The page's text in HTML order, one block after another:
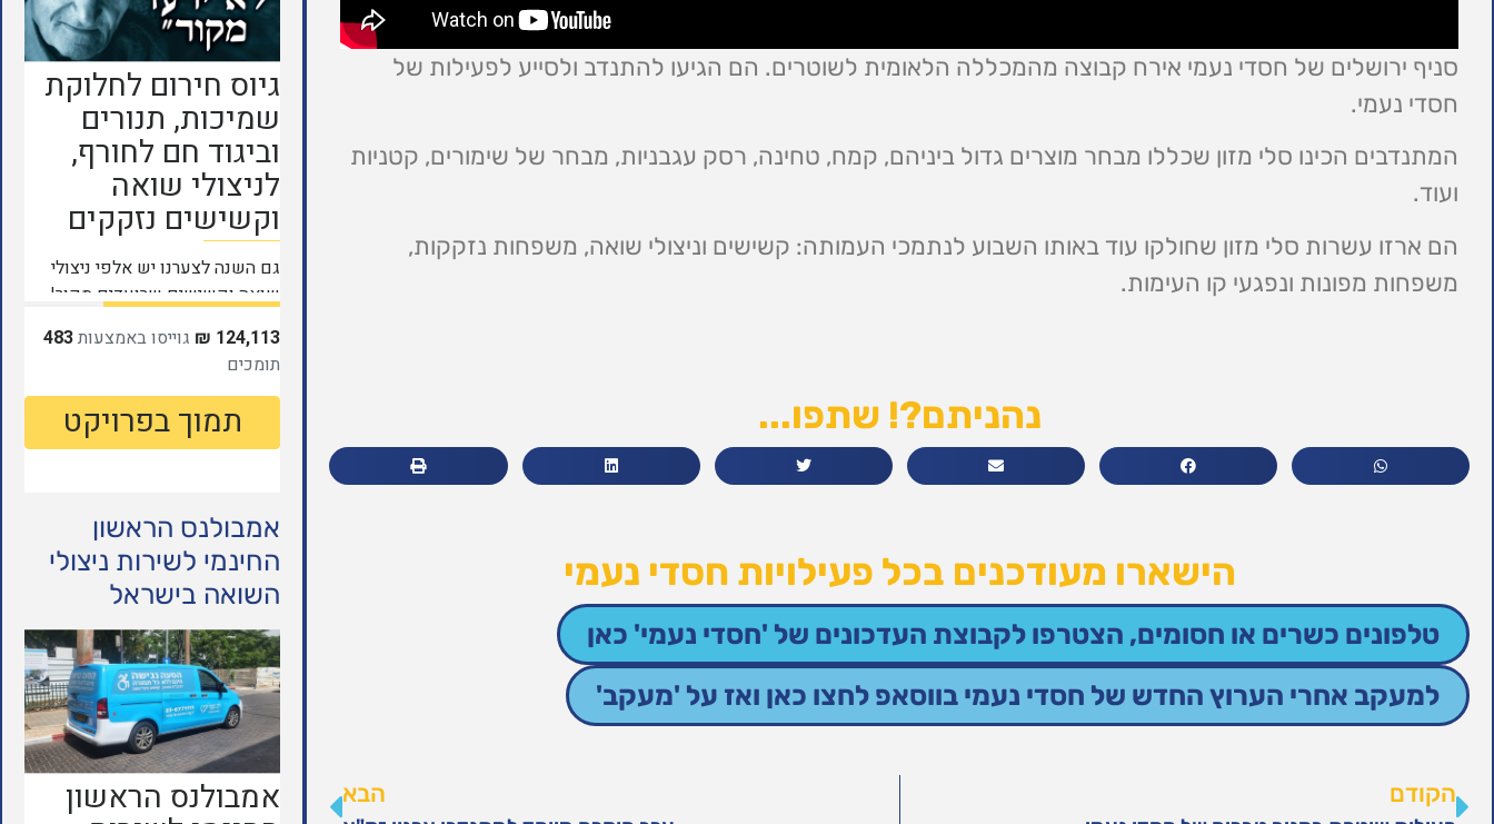
סניף ירושלים של חסדי נעמי אירח קבוצה מהמכללה הלאומית לשוטרים. הם הגיעו להתנדב ולסייע לפעילות של
חסדי נעמי.
המתנדבים הכינו סלי מזון שכללו מבחר מוצרים גדול ביניהם, קמח, טחינה, רסק עגבניות, מבחר של שימורים, קטניות
ועוד.
הם ארזו עשרות סלי מזון שחולקו עוד באותו השבוע לנתמכי העמותה: קשישים וניצולי שואה, משפחות נזקקות,
משפחות מפונות ונפגעי קו העימות.
נהניתם?! שתפו...
הישארו מעודכנים בכל פעילויות חסדי נעמי
טלפונים כשרים או חסומים, הצטרפו לקבוצת העדכונים של 'חסדי נעמי' כאן
למעקב אחרי הערוץ החדש של חסדי נעמי בווסאפ לחצו כאן ואז על 'מעקב'
הקודם הבא
אמבולנס הראשון
החינמי לשירות ניצולי
השואה בישראל